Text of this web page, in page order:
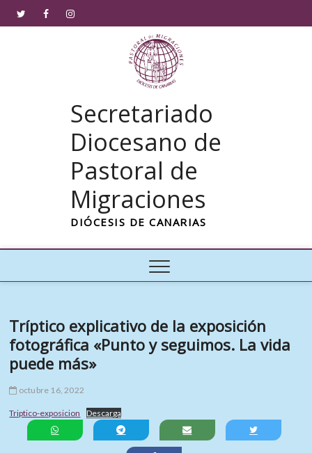
TwitterFacebookInstagram
Secretariado
Diocesano de
Pastoral de
Migraciones
DIÓCESIS DE CANARIAS
Tríptico explicativo de la exposición
fotográfica «Punto y seguimos. La vida
puede más»
octubre 16, 2022
Triptico-exposicion Descarga